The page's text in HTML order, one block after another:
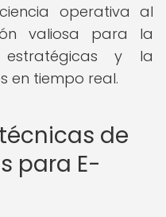
operativa al
valiosa para la
y la
en tiempo real.
de
para E-